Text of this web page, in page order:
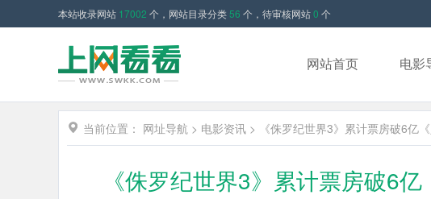
本站收录网站 17002 个，网站目录分类56 个，待审核网站0 个
网站首页 电影
当前位置： 网址导航 > 电影资讯 > 《侏罗纪世界3》累计票房破6亿
《侏罗纪世界3》累计票房破6